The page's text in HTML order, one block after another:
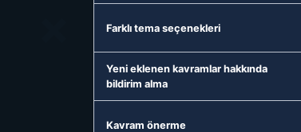
Farklı tema seçenekleri
Yeni eklenen kavramlar hakkında
bildirim alma
Kavram önerme